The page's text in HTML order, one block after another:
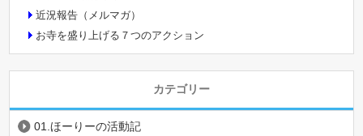
近況報告（メルマガ）
お寺を盛り上げる７つのアクション
カテゴリー
01.ほーりーの活動記